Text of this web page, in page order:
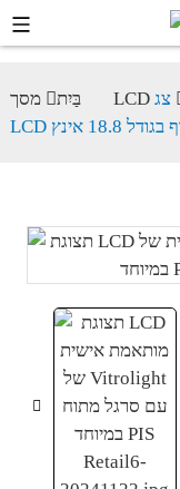
בַּיִת
צג